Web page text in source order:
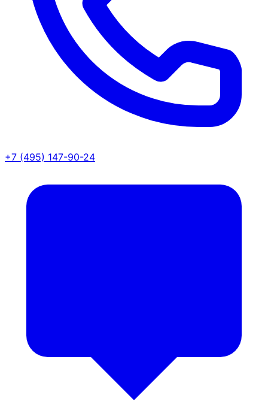
+7 (495) 147-90-24